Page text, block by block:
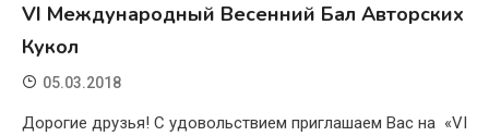
VI Международный Весенний Бал Авторских
Кукол
05.03.2018
Дорогие друзья! С удовольствием приглашаем Вас на «VI